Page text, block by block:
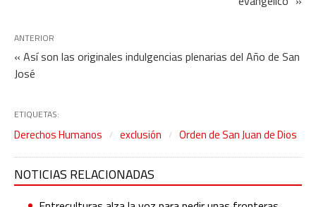
ANTERIOR
« Así son las originales indulgencias plenarias del Año de San
José
ETIQUETAS:
Derechos Humanos exclusión Orden de San Juan de Dios
NOTICIAS RELACIONADAS